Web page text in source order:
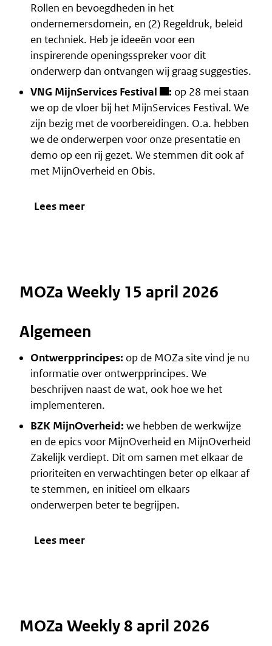
Rollen en bevoegdheden in het
ondernemersdomein, en (2) Regeldruk, beleid
en techniek. Heb je ideeën voor een
inspirerende openingsspreker voor dit
onderwerp dan ontvangen wij graag suggesties.
VNG MijnServices Festival
: op 28 mei staan
we op de vloer bij het MijnServices Festival. We
zijn bezig met de voorbereidingen. O.a. hebben
we de onderwerpen voor onze presentatie en
demo op een rij gezet. We stemmen dit ook af
met MijnOverheid en Obis.
Lees meer
MOZa Weekly 15 april 2026
Algemeen
Ontwerpprincipes: op de MOZa site vind je nu
informatie over ontwerpprincipes. We
beschrijven naast dewat, ook hoewe het
implementeren.
BZK MijnOverheid: we hebben de werkwijze
en de epics voor MijnOverheid en MijnOverheid
Zakelijk verdiept. Dit om samen met elkaar de
prioriteiten en verwachtingen beter op elkaar af
te stemmen, en initieel om elkaars
onderwerpen beter te begrijpen.
Lees meer
MOZa Weekly 8 april 2026